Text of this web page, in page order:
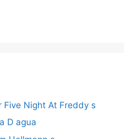
Five Night At Freddy s
D agua